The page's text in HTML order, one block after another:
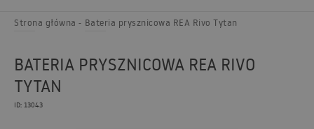
Strona główna Bateria prysznicowa REA Rivo Tytan
BATERIA PRYSZNICOWA REA RIVO
TYTAN
ID: 13043